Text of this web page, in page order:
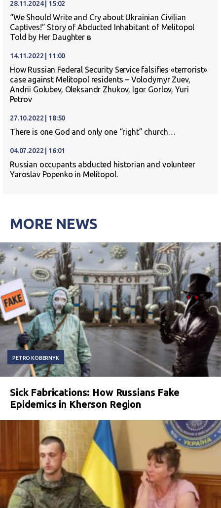
28.11.2024 | 15:02
“We Should Write and Cry about Ukrainian Civilian
Captives!” Story of Abducted Inhabitant of Melitopol
Told by Her Daughter в
14.11.2022 | 11:00
How Russian Federal Security Service falsifies «terrorist»
case against Melitopol residents – Volodymyr Zuev,
Andrii Golubev, Oleksandr Zhukov, Igor Gorlov, Yuri
Petrov
27.10.2022 | 18:50
There is one God and only one “right” church…
04.07.2022 | 16:01
Russian occupants abducted historian and volunteer
Yaroslav Popenko in Melitopol.
MORE NEWS
PETRO KOBERNYK
Sick Fabrications: How Russians Fake
Epidemics in Kherson Region